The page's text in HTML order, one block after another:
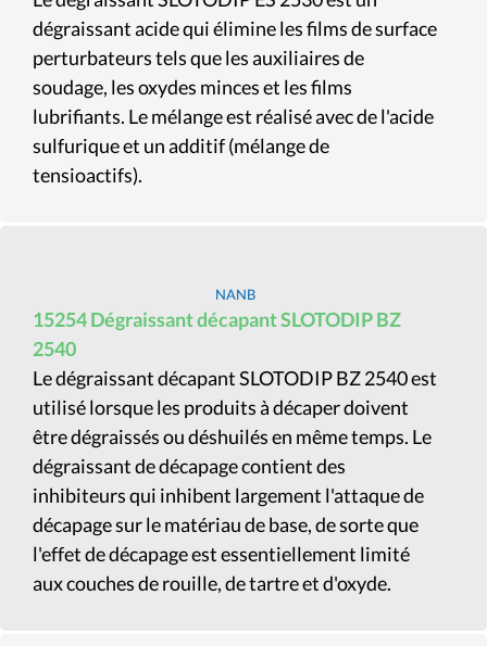
dégraissant acide qui élimine les films de surface
perturbateurs tels que les auxiliaires de
soudage, les oxydes minces et les films
lubrifiants. Le mélange est réalisé avec de l'acide
sulfurique et un additif (mélange de
tensioactifs).
NANB
15254 Dégraissant décapant SLOTODIP BZ
2540
Le dégraissant décapant SLOTODIP BZ 2540 est
utilisé lorsque les produits à décaper doivent
être dégraissés ou déshuilés en même temps. Le
dégraissant de décapage contient des
inhibiteurs qui inhibent largement l'attaque de
décapage sur le matériau de base, de sorte que
l'effet de décapage est essentiellement limité
aux couches de rouille, de tartre et d'oxyde.